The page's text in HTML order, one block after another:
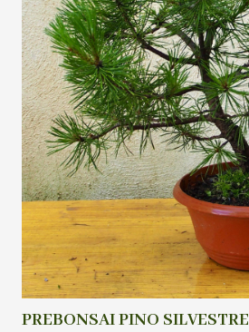
PREBONSAI PINO SILVESTRE